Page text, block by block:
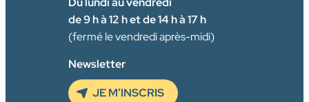
de 9 h à 12 h et de 14 h à 17 h
(fermé le vendredi après-midi)
Newsletter
JE M’INSCRIS